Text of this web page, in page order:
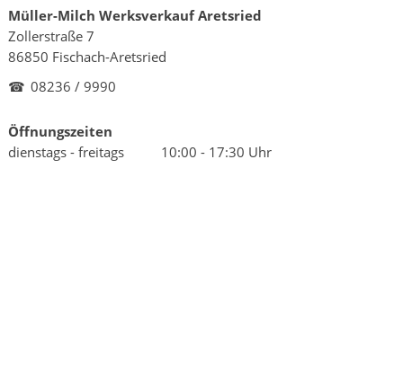
Müller-Milch Werksverkauf Aretsried
Zollerstraße 7
86850 Fischach-Aretsried
☎ 08236 / 9990
Öffnungszeiten
dienstags - freitags
10:00 - 17:30 Uhr